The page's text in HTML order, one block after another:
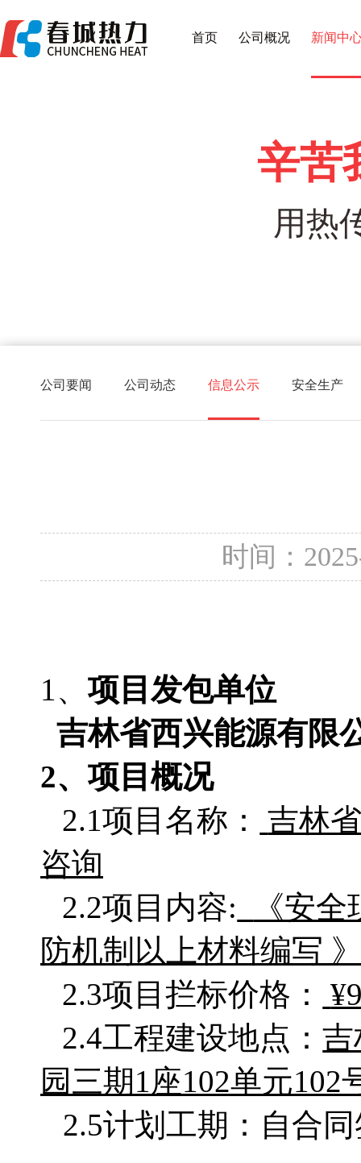
首页 公司概况 新闻中
辛苦
用热
公司要闻 公司动态 信息公示 安全生产
时间：
1、 项目发包单位
吉林省西兴能源有限
2、项目概况
2.1项目名称：
吉林
咨询
2.2项目 内容:
《安
防机制以上材料编写
2.3项目拦标价格：
2.4工程建设地点：吉
园三期1座102单元102
2.5计划工期：自合